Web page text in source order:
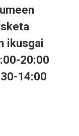
ikusgai
20:00
14:00